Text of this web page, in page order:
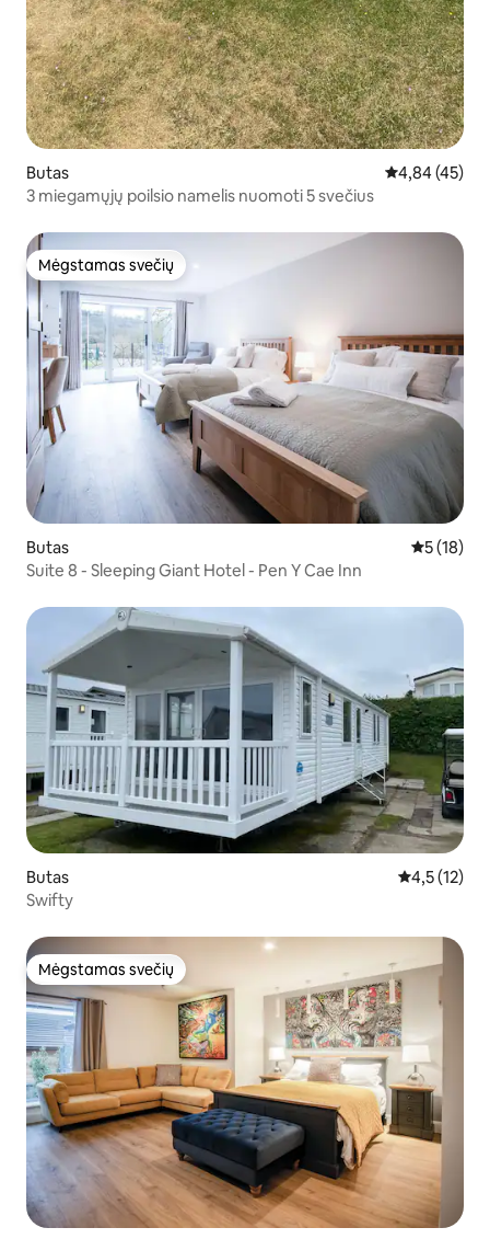
Butas Vidutinis
4,84 (45)
3 miegamųjų poilsio namelis nuomoti 5 svečius
Mėgstamas svečių
Mėgstamas svečių
Butas Vidutinis
5 (18)
Suite 8 - Sleeping Giant Hotel - Pen Y Cae Inn
Butas Vidutinis
4,5 (12)
Swifty
Mėgstamas svečių
Mėgstamas svečių